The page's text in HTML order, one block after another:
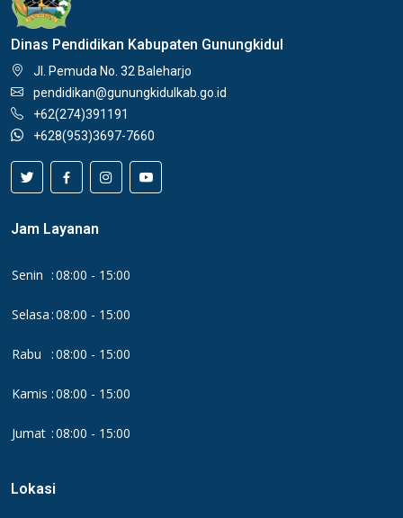
Dinas Pendidikan Kabupaten Gunungkidul
Jl. Pemuda No. 32 Baleharjo
pendidikan@gunungkidulkab.go.id
+62(274)391191
+628(953)3697-7660
Jam Layanan
Senin :08:00 - 15:00
Selasa:08:00 - 15:00
Rabu :08:00 - 15:00
Kamis :08:00 - 15:00
Jumat :08:00 - 15:00
Lokasi